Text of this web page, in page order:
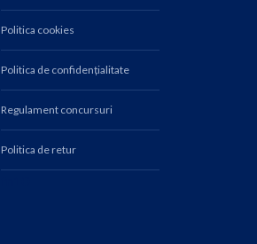
Politica cookies
Politica de confidențialitate
Regulament concursuri
Politica de retur